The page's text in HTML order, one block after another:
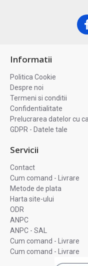
Informatii
Politica Cookie
Despre noi
Termeni si conditii
Confidentialitate
Prelucrarea datelor cu
GDPR - Datele tale
Servicii
Contact
Cum comand - Livrare
Metode de plata
Harta site-ului
ODR
ANPC
ANPC - SAL
Cum comand - Livrare
Cum comand - Livrare